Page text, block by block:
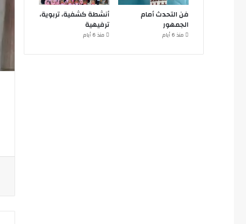
فن التحدث أمام
الجمهور
منذ 6 أيام
أنشطة كشفية، تربوية،
ترفيهية
منذ 6 أيام